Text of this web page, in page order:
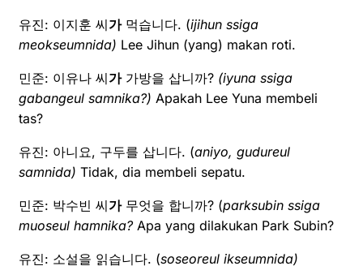
유진: 이지훈 씨가먹습니다. (ijihun ssiga
meokseumnida) Lee Jihun (yang) makan roti.
민준: 이유나 씨가가방을 삽니까? (iyuna ssiga
gabangeul samnika?) Apakah Lee Yuna membeli
tas?
유진: 아니요, 구두를 삽니다. (aniyo, gudureul
samnida) Tidak, dia membeli sepatu.
민준: 박수빈 씨가무엇을 합니까? (parksubin ssiga
muoseul hamnika? Apa yang dilakukan Park Subin?
유진: 소설을 읽습니다. (soseoreul ikseumnida)